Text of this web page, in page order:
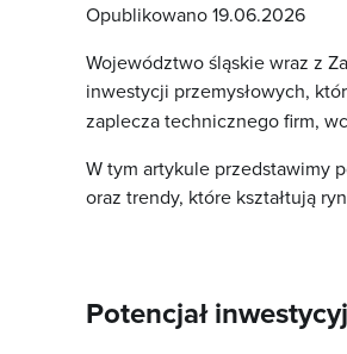
Opublikowano19.06.2026
Województwo śląskiewraz z
inwestycji przemysłowych,
zaplecza technicznego firm,
W tym artykule przedstawimy
oraz trendy, które kształtują
Potencjał